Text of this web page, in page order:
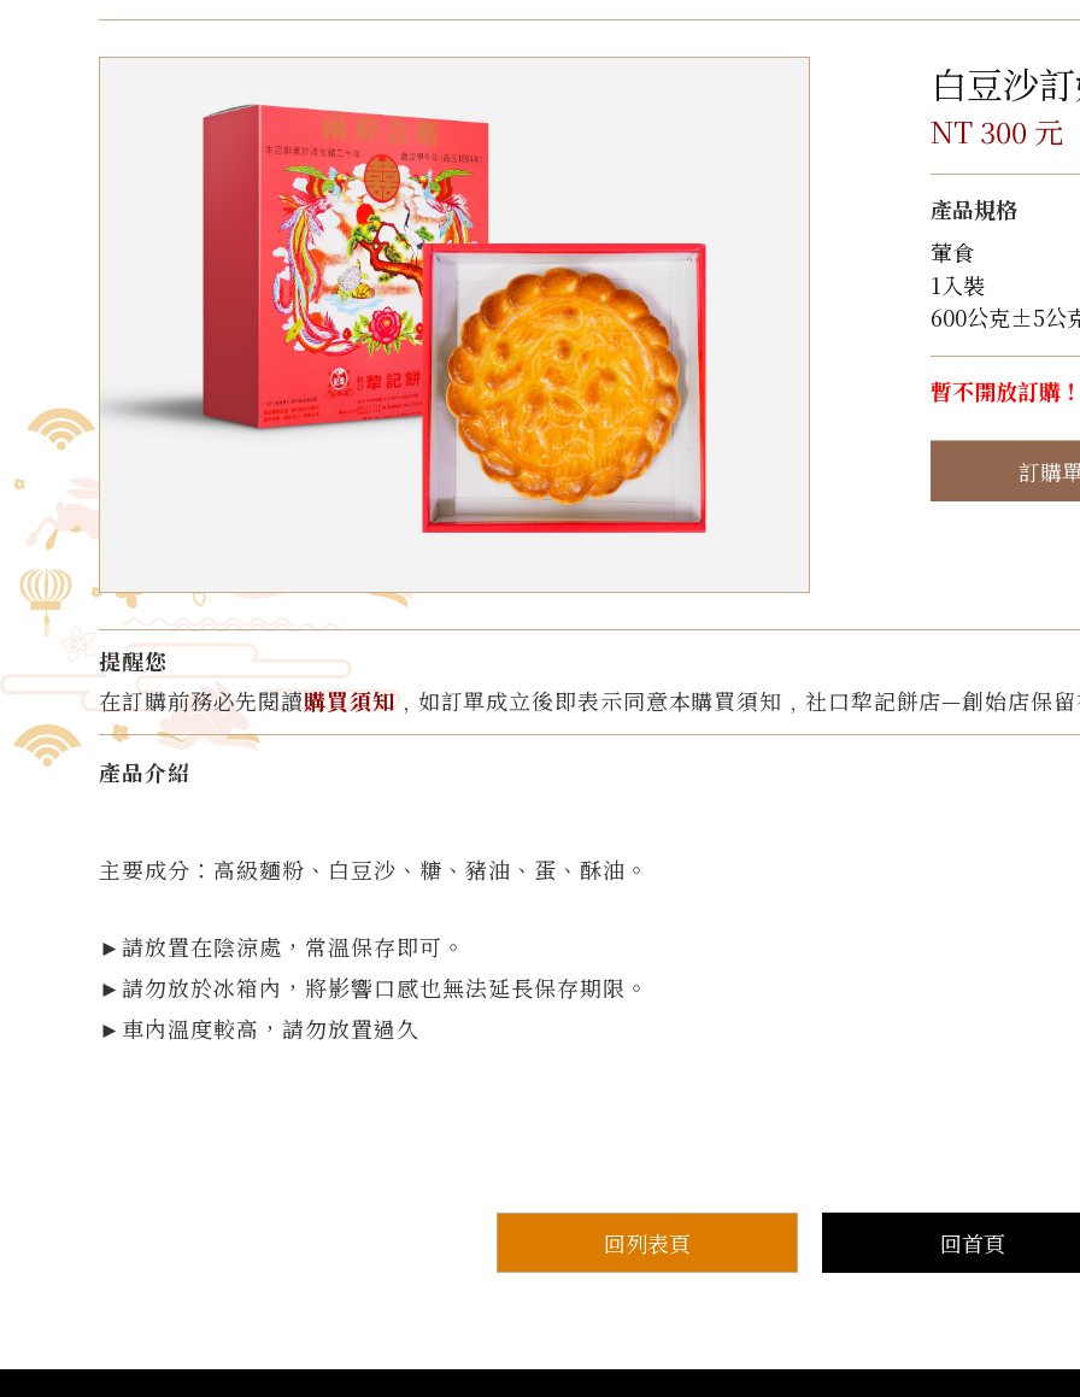
白豆沙
NT 300 元
產品規格
葷食
1入裝
600公克±5公
暫不開放訂購
訂購
提醒您
在訂購前務必先閱讀購買須知﹐如訂單成立後即表示同意本購買須知﹐社口犂記餅店—創始店保
產品介紹
主要成分：高級麵粉、白豆沙、糖、豬油、蛋、酥油。
►請放置在陰涼處，常溫保存即可。
►請勿放於冰箱內，將影響口感也無法延長保存期限。
►車內溫度較高，請勿放置過久
回列表頁 回首頁